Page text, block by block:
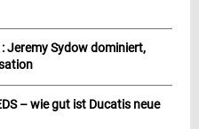
Jeremy Sydow dominiert,
– wie gut ist Ducatis neue